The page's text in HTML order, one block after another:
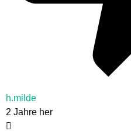
h.milde
2 Jahre her